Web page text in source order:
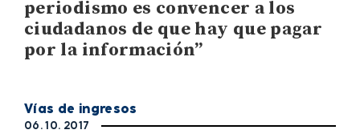
periodismo es convencer a los
ciudadanos de que hay que pagar
por la información”
Vías de ingresos
06. 10. 2017